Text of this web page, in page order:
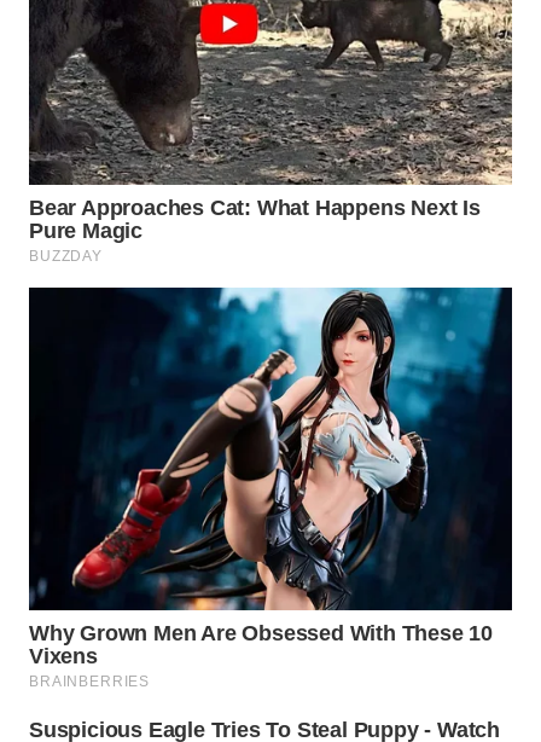
WAHANA
SPORT
WAHANA
UMKM
SELEB
WAHANA
WAHANA
DESA
LAPAK
WAHANA